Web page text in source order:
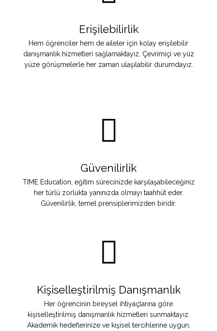
Erişilebilirlik
Hem öğrenciler hem de aileler için kolay erişilebilir
danışmanlık hizmetleri sağlamaktayız. Çevrimiçi ve yüz
yüze görüşmelerle her zaman ulaşılabilir durumdayız.
Güvenilirlik
TIME Education, eğitim sürecinizde karşılaşabileceğiniz
her türlü zorlukta yanınızda olmayı taahhüt eder.
Güvenilirlik, temel prensiplerimizden biridir.
Kişiselleştirilmiş Danışmanlık
Her öğrencinin bireysel ihtiyaçlarına göre
kişiselleştirilmiş danışmanlık hizmetleri sunmaktayız.
Akademik hedeflerinize ve kişisel tercihlerine uygun,